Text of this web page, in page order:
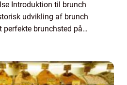
Introduktion til brunch
udvikling af brunch
perfekte brunchsted på